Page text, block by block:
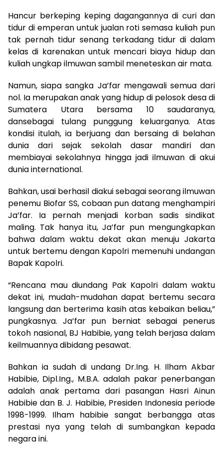
Hancur berkeping keping dagangannya di curi dan
tidur di emperan untuk jualan roti semasa kuliah pun
tak pernah tidur senang terkadang tidur di dalam
kelas di karenakan untuk mencari biaya hidup dan
kuliah ungkap ilmuwan sambil meneteskan air mata.
Namun, siapa sangka Ja’far mengawali semua dari
nol. Ia merupakan anak yang hidup di pelosok desa di
Sumatera Utara bersama 10 saudaranya,
dansebagai tulang punggung keluarganya. Atas
kondisi itulah, ia berjuang dan bersaing di belahan
dunia dari sejak sekolah dasar mandiri dan
membiayai sekolahnya hingga jadi ilmuwan di akui
dunia international.
Bahkan, usai berhasil diakui sebagai seorang ilmuwan
penemu Biofar SS, cobaan pun datang menghampiri
Ja’far. Ia pernah menjadi korban sadis sindikat
maling. Tak hanya itu, Ja’far pun mengungkapkan
bahwa dalam waktu dekat akan menuju Jakarta
untuk bertemu dengan Kapolri memenuhi undangan
Bapak Kapolri.
“Rencana mau diundang Pak Kapolri dalam waktu
dekat ini, mudah-mudahan dapat bertemu secara
langsung dan berterima kasih atas kebaikan beliau,”
pungkasnya. Ja’far pun berniat sebagai penerus
tokoh nasional, BJ Habibie, yang telah berjasa dalam
keilmuannya dibidang pesawat.
Bahkan ia sudah di undang Dr.Ing. H. Ilham Akbar
Habibie, Dipl.Ing., M.B.A. adalah pakar penerbangan
adalah anak pertama dari pasangan Hasri Ainun
Habibie dan B. J. Habibie, Presiden Indonesia periode
1998-1999. Ilham habibie sangat berbangga atas
prestasi nya yang telah di sumbangkan kepada
negara ini.